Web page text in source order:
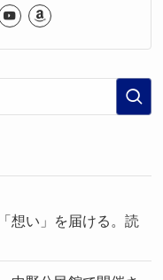
想い」を届ける。読